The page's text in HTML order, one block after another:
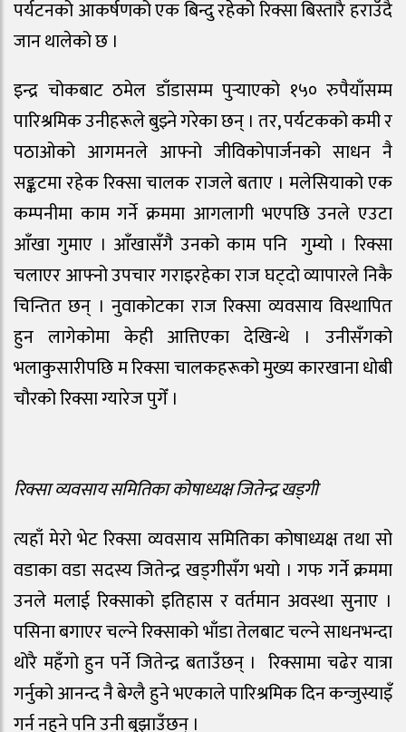
पर्यटनको आकर्षणको एक बिन्दु रहेको रिक्सा बिस्तारै हराउँदै
जान थालेको छ ।
इन्द्र चोकबाट ठमेल डाँडासम्म पुर्‍याएको १५० रुपैयाँसम्म
पारिश्रमिक उनीहरूले बुझ्ने गरेका छन् । तर, पर्यटकको कमी र
पठाओको आगमनले आफ्नो जीविकोपार्जनको साधन नै
सङ्कटमा रहेक रिक्सा चालक राजले बताए । मलेसियाको एक
कम्पनीमा काम गर्ने क्रममा आगलागी भएपछि उनले एउटा
आँखा गुमाए । आँखासँगै उनको काम पनि गुम्यो । रिक्सा
चलाएर आफ्नो उपचार गराइरहेका राज घट्दो व्यापारले निकै
चिन्तित छन् । नुवाकोटका राज रिक्सा व्यवसाय विस्थापित
हुन लागेकोमा केही आत्तिएका देखिन्थे । उनीसँगको
भलाकुसारीपछि म रिक्सा चालकहरूको मुख्य कारखाना धोबी
चौरको रिक्सा ग्यारेज पुगेँ ।
रिक्सा व्यवसाय समितिका कोषाध्यक्ष जितेन्द्र खड्गी
त्यहाँ मेरो भेट रिक्सा व्यवसाय समितिका कोषाध्यक्ष तथा सो
वडाका वडा सदस्य जितेन्द्र खड्गीसँग भयो । गफ गर्ने क्रममा
उनले मलाई रिक्साको इतिहास र वर्तमान अवस्था सुनाए ।
पसिना बगाएर चल्ने रिक्साको भाँडा तेलबाट चल्ने साधनभन्दा
थोरै महँगो हुन पर्ने जितेन्द्र बताउँछन् । रिक्सामा चढेर यात्रा
गर्नुको आनन्द नै बेग्लै हुने भएकाले पारिश्रमिक दिन कन्जुस्याइँ
गर्न नहुने पनि उनी बुझाउँछन् ।